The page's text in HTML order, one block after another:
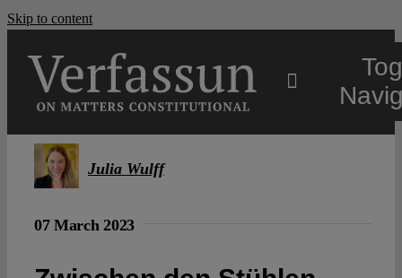
Skip to content
Projects
Julia Wulff
07 March 2023